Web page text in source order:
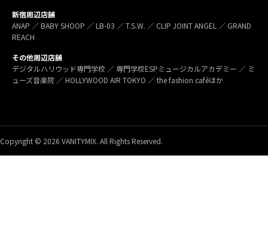
新宿周辺店舗
ANAP ／ BABY SHOOP ／ LB-03 ／ T.S.W. ／ CLIP JOINT ANGEL ／ GRAND
REACH
その他周辺店舗
デジタルハリウッド専門学校 ／ 専門学校ESPミュージカルアカデミー ／ ミ
ューズ音楽院 ／ HOLLYWOOD AIR TOKYO ／ the fashion caféほか
Copyright © 2026 VANITYMIX. All Rights Reserved.